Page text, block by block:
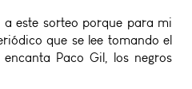
este sorteo porque para mi
que se lee tomando el
Paco Gil, los negros